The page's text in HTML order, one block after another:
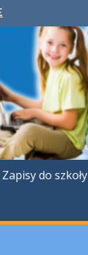
Zapisy do szkoły